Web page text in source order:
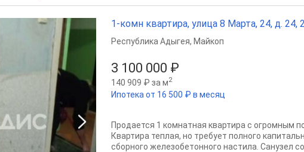
1-комн квартира, улица 8 Марта, 24, д. 24,
3 100 000 ₽
140 909 ₽ за м2
Ипотека от 16 500 ₽ в месяц
Республика Адыгея, Майкоп
Продается 1 комнатная квартира с огромным
Квартира теплая, но требует полного
сборного железобетонного настила. Санузел